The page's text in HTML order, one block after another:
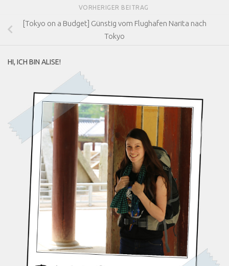
VORHERIGER BEITRAG
[Tokyo on a Budget] Günstig vom Flughafen Narita nach
Tokyo
HI, ICH BIN ALISE!